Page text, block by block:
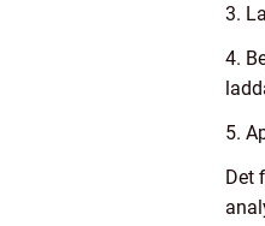
3.
4.
5.
Det